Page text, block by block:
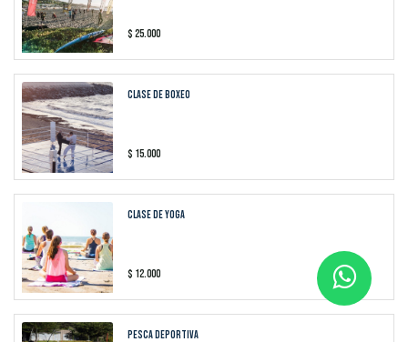
$ 25.000
CLASE DE BOXEO
$ 15.000
CLASE DE YOGA
$ 12.000
PESCA DEPORTIVA